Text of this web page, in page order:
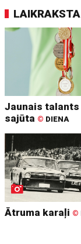
Jaunais talants
sajūta © DIENA
Ātruma karaļi ©